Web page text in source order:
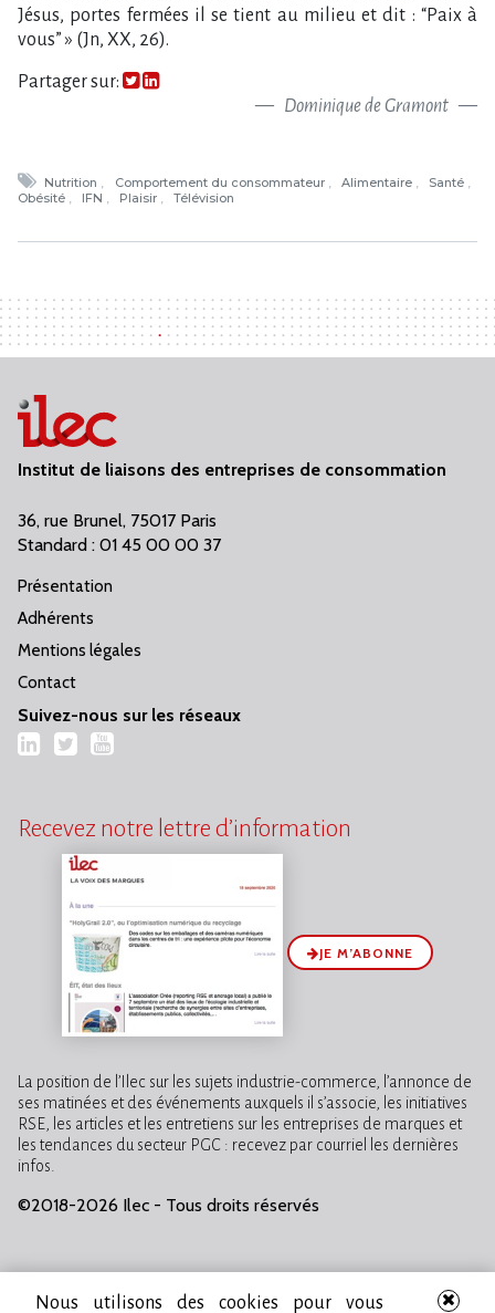
Partager sur:
Dominique de Gramont
Nutrition Comportement du consommateur Alimentaire
Santé
Obésité
IFN Plaisir Télévision
Institut de liaisons des entreprises de consommation
36, rue Brunel, 75017 Paris
Standard : 01 45 00 00 37
Présentation
Adhérents
Mentions légales
Contact
Suivez-nous sur les réseaux
LinkedIn
TwitterYouTube
Recevez notre lettre d’information
JE M’ABONNE
La position de l’Ilec sur les sujets industrie-commerce, l’annonce de
ses matinées et des événements auxquels il s’associe, les initiatives
RSE, les articles et les entretiens sur les entreprises de marques et
les tendances du secteur PGC : recevez par courriel les dernières
infos.
©2018-2026 Ilec - Tous droits réservés
Nous utilisons des cookies pour vous